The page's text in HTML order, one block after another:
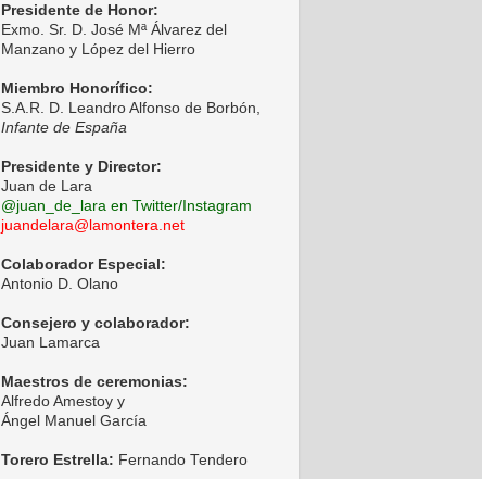
Presidente de Honor:
Exmo. Sr. D. José Mª Álvarez del
Manzano y López del Hierro
Miembro Honorífico:
S.A.R. D. Leandro Alfonso de Borbón,
Infante de España
Presidente y Director:
Juan de Lara
@juan_de_lara en Twitter/Instagram
juandelara@lamontera.net
Colaborador Especial:
Antonio D. Olano
Consejero y colaborador:
Juan Lamarca
Maestros de ceremonias:
Alfredo Amestoy y
Ángel Manuel García
Torero Estrella: Fernando Tendero